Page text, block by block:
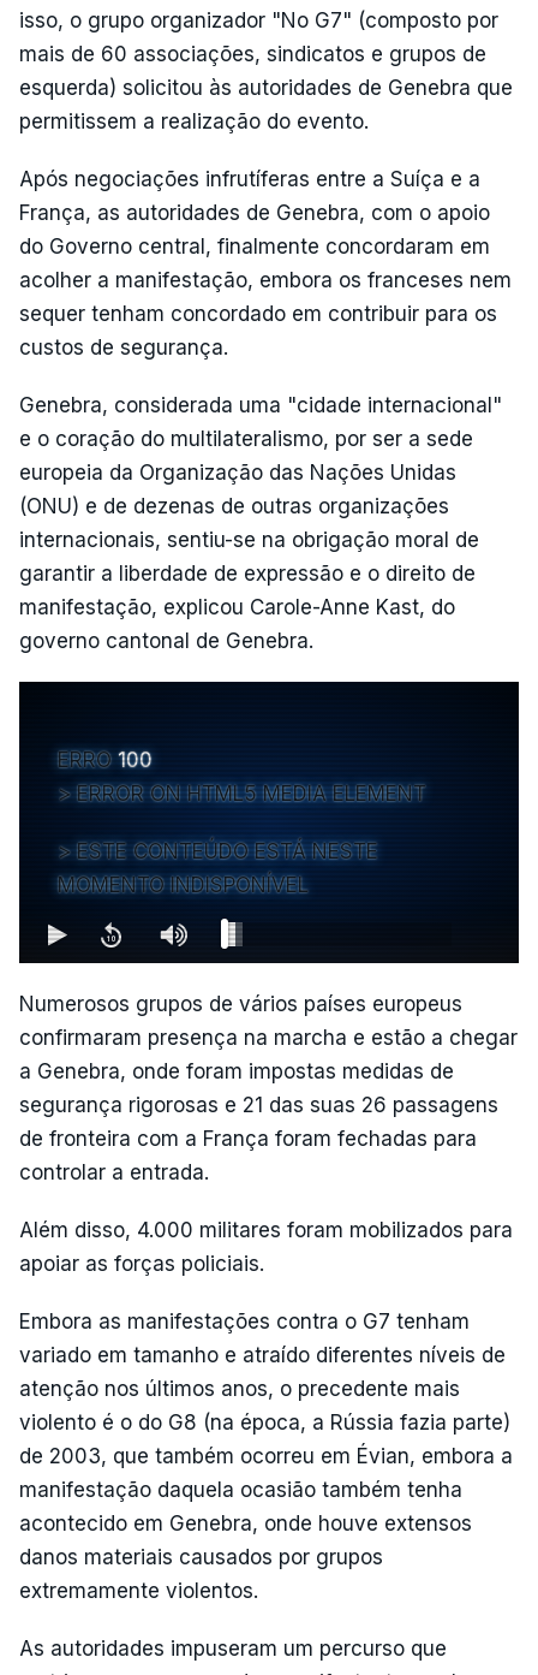
isso, o grupo organizador "No G7" (composto por
mais de 60 associações, sindicatos e grupos de
esquerda) solicitou às autoridades de Genebra que
permitissem a realização do evento.
Após negociações infrutíferas entre a Suíça e a
França, as autoridades de Genebra, com o apoio
do Governo central, finalmente concordaram em
acolher a manifestação, embora os franceses nem
sequer tenham concordado em contribuir para os
custos de segurança.
Genebra, considerada uma "cidade internacional"
e o coração do multilateralismo, por ser a sede
europeia da Organização das Nações Unidas
(ONU) e de dezenas de outras organizações
internacionais, sentiu-se na obrigação moral de
garantir a liberdade de expressão e o direito de
manifestação, explicou Carole-Anne Kast, do
governo cantonal de Genebra.
ERRO 100
ERROR ON HTML5 MEDIA ELEMENT
ESTE CONTEÚDO ESTÁ NESTE
MOMENTO INDISPONÍVEL
Numerosos grupos de vários países europeus
confirmaram presença na marcha e estão a chegar
a Genebra, onde foram impostas medidas de
segurança rigorosas e 21 das suas 26 passagens
de fronteira com a França foram fechadas para
controlar a entrada.
Além disso, 4.000 militares foram mobilizados para
apoiar as forças policiais.
Embora as manifestações contra o G7 tenham
variado em tamanho e atraído diferentes níveis de
atenção nos últimos anos, o precedente mais
violento é o do G8 (na época, a Rússia fazia parte)
de 2003, que também ocorreu em Évian, embora a
manifestação daquela ocasião também tenha
acontecido em Genebra, onde houve extensos
danos materiais causados por grupos
extremamente violentos.
As autoridades impuseram um percurso que